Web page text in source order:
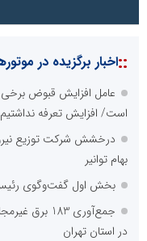
::اخبار برگزیده در
عامل افزایش قبوض برخی
است/ افزایش تعرفه نداشتیم
درخشش شرکت توزیع
بهام توانیر
بخش اول گفت‌وگوی
جمع‌آوری
در استان تهران